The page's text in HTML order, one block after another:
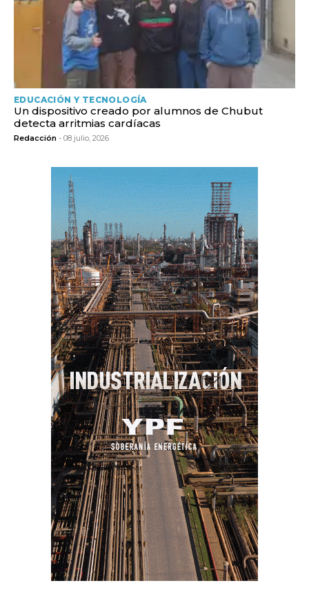
EDUCACIÓN Y TECNOLOGÍA
Un dispositivo creado por alumnos de Chubut
detecta arritmias cardíacas
Redacción - 08 julio, 2026